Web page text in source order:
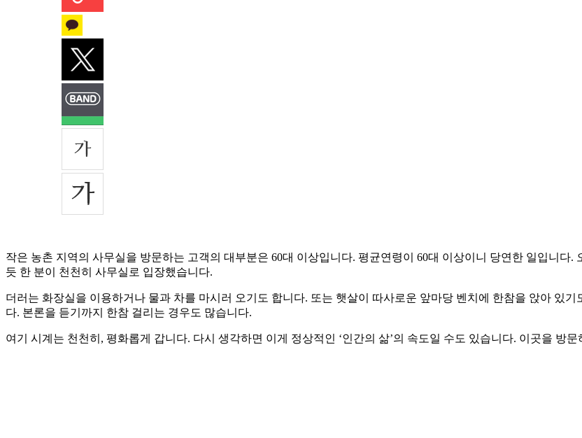
작은 농촌 지역의 사무실을 방문하는 고객의 대부분은 60대 이상입니다. 평균연령이 60대 이상이니 당연한 일입니
듯 한 분이 천천히 사무실로 입장했습니다.
더러는 화장실을 이용하거나 물과 차를 마시러 오기도 합니다. 또는 햇살이 따사로운 앞마당 벤치에 한참을 앉아 있
다. 본론을 듣기까지 한참 걸리는 경우도 많습니다.
여기 시계는 천천히, 평화롭게 갑니다. 다시 생각하면 이게 정상적인 ‘인간의 삶’의 속도일 수도 있습니다. 이곳을 방